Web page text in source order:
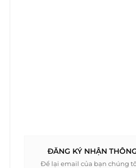
ĐĂNG KÝ NHẬN
Để lại email của bạn chúng